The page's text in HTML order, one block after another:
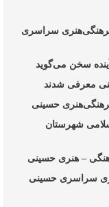
فرهنگی‌هنری سراسری
آینده سخن می‌گوید
معرفی شدند
حسینی
شهرستان
– هنری حسینی
سراسری حسینی